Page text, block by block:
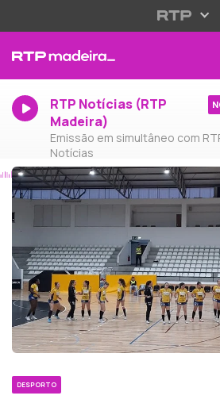
RTP Notícias (RTP
Madeira)
Emissão em simultâneo com
Notícias
DESPORTO